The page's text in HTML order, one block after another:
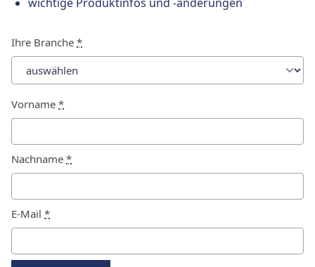
Ihre Branche *
Vorname *
Nachname *
E-Mail *